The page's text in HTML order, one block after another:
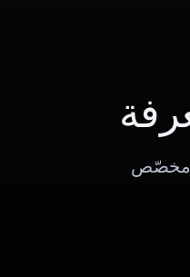
مخصّص